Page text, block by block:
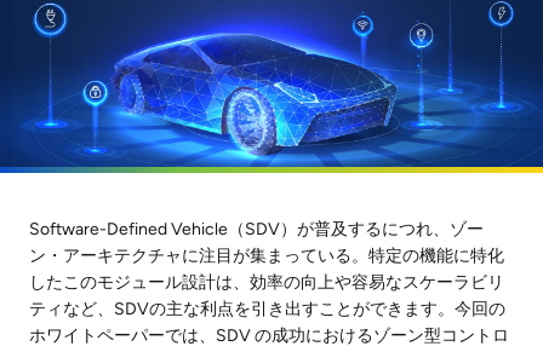
Software-Defined Vehicle（SDV）が普及するにつれ、ゾー
ン・アーキテクチャに注目が集まっている。特定の機能に特化
したこのモジュール設計は、効率の向上や容易なスケーラビリ
ティなど、SDVの主な利点を引き出すことができます。今回の
ホワイトペーパーでは、SDV の成功におけるゾーン型コントロ